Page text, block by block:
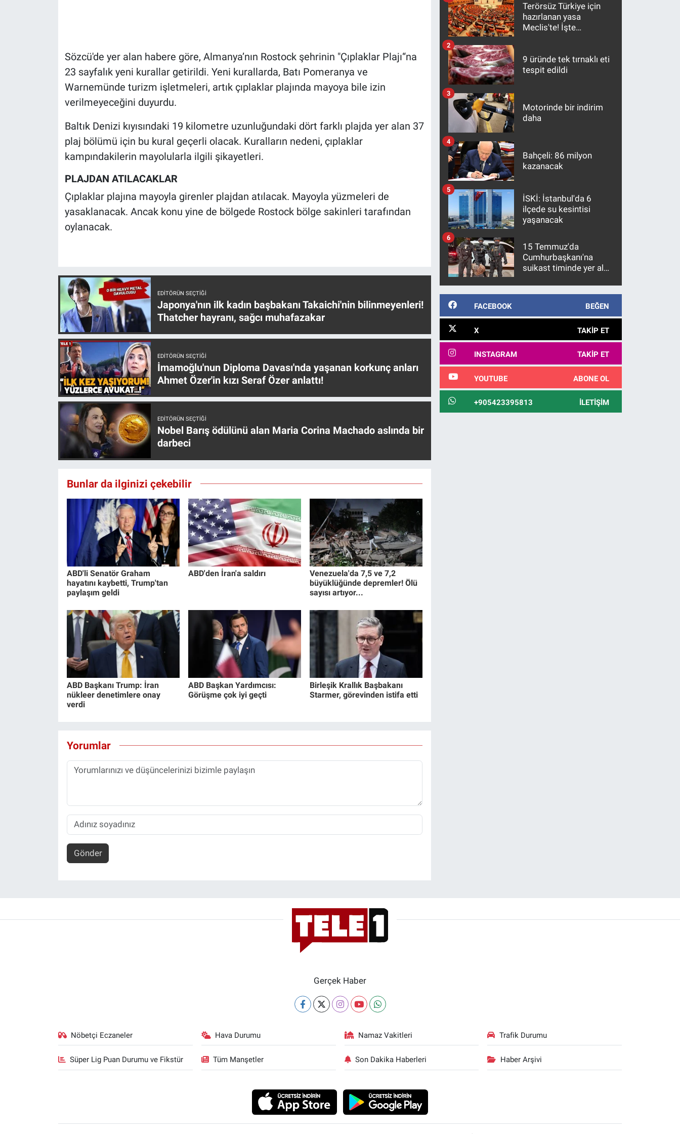
Sözcü'de yer alan habere göre, Almanya’nın Rostock şehrinin "Çıplaklar Plajı“na
23 sayfalık yeni kurallar getirildi. Yeni kurallarda, Batı Pomeranya ve
Warnemünde turizm işletmeleri, artık çıplaklar plajında mayoya bile izin
verilmeyeceğini duyurdu.
Baltık Denizi kıyısındaki 19 kilometre uzunluğundaki dört farklı plajda yer alan 37
plaj bölümü için bu kural geçerli olacak. Kuralların nedeni, çıplaklar
kampındakilerin mayolularla ilgili şikayetleri.
PLAJDAN ATILACAKLAR
Çıplaklar plajına mayoyla girenler plajdan atılacak. Mayoyla yüzmeleri de
yasaklanacak. Ancak konu yine de bölgede Rostock bölge sakinleri tarafından
oylanacak.
EDITÖRÜN SEÇTIĞI
Japonya'nın ilk kadın başbakanı Takaichi'nin bilinmeyenleri!
Thatcher hayranı, sağcı muhafazakar
EDITÖRÜN SEÇTIĞI
İmamoğlu'nun Diploma Davası'nda yaşanan korkunç anları
Ahmet Özer'in kızı Seraf Özer anlattı!
EDITÖRÜN SEÇTIĞI
Nobel Barış ödülünü alan Maria Corina Machado aslında bir
darbeci
Bunlar da ilginizi çekebilir
ABD'li Senatör Graham
hayatını kaybetti, Trump'tan
paylaşım geldi
ABD'den İran'a saldırı
Venezuela'da 7,5 ve 7,2
büyüklüğünde depremler! Ölü
sayısı artıyor...
ABD Başkanı Trump: İran
nükleer denetimlere onay
verdi
ABD Başkan Yardımcısı:
Görüşme çok iyi geçti
Birleşik Krallık Başbakanı
Starmer, görevinden istifa etti
Yorumlar
Gönder
Terörsüz Türkiye için
hazırlanan yasa
Meclis'te! İşte
9 üründe tek tırnaklı eti
tespit edildi
2
Motorinde bir indirim
daha
3
Bahçeli: 86 milyon
kazanacak
4
İSKİ: İstanbul'da 6
ilçede su kesintisi
yaşanacak
5
15 Temmuz'da
Cumhurbaşkanı'na
suikast timinde yer alan
10 yıl sonra yakalandı
6
FACEBOOK BEĞEN
X TAKIP ET
INSTAGRAM TAKIP ET
YOUTUBE ABONE OL
+905423395813 İLETIŞIM
Gerçek Haber
Nöbetçi Eczaneler Hava Durumu Namaz Vakitleri Trafik Durumu
Süper Lig Puan Durumu ve Fikstür Tüm Manşetler Son Dakika Haberleri Haber Arşivi
Koronavirüs
Kültür Sanat
Ne demişti
Programlar
Teknoloji
Türkiye'nin Geleceği
Türkiye'nin Gündemi
Yerel Gündem
Yerel Yaşam
Canlı Yayın